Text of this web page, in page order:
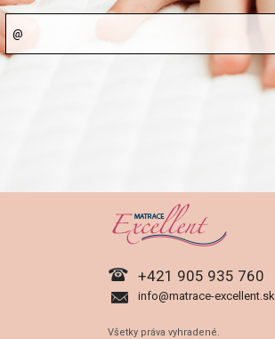
+421 905 935 760
info@matrace-excellent.sk
Všetky práva vyhradené.